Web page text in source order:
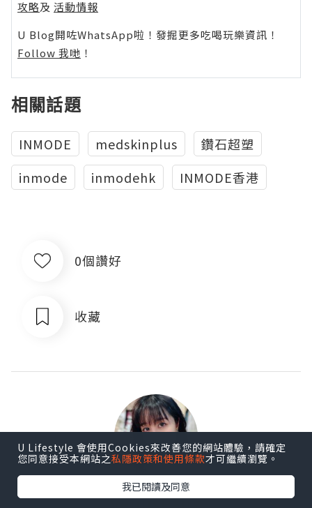
攻略及 活動情報
U Blog開咗WhatsApp啦！發掘更多吃喝玩樂資訊！
Follow 我哋 ！
相關話題
INMODE medskinplus
鑽石超塑
inmode
inmodehk INMODE香港
0個讚好
收藏
VenusPang
U Lifestyle 會使用Cookies來改善您的網站體驗，請確定
您同意接受本網站之私隱政策和使用條款才可繼續瀏覽。
我已閱讀及同意